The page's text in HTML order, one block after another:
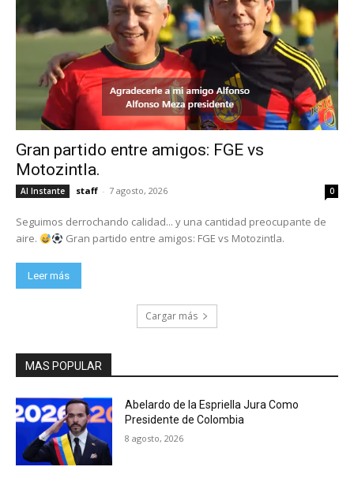
Gran partido entre amigos: FGE vs
Motozintla.
Al Instante staff - 7 agosto, 2026 0
Seguimos derrochando calidad... y una cantidad preocupante de
aire.
Gran partido entre amigos: FGE vs Motozintla.
Leer más
Cargar más
MAS POPULAR
Abelardo de la Espriella Jura Como
Presidente de Colombia
8 agosto, 2026